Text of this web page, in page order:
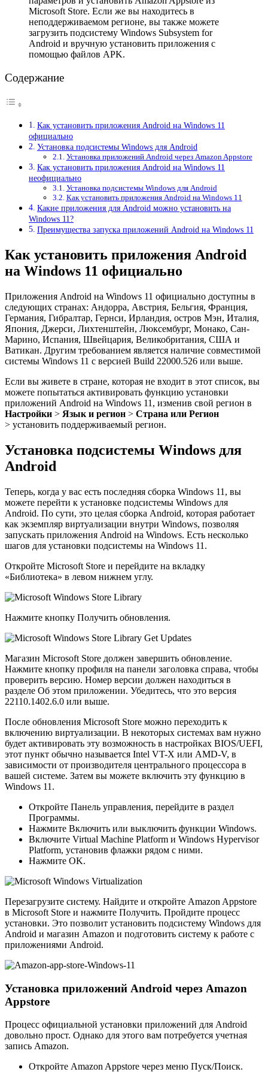
Microsoft Store. Если же вы находитесь в
неподдерживаемом регионе, вы также можете
загрузить подсистему Windows Subsystem for
Android и вручную установить приложения с
помощью файлов APK.
Содержание
Как установить приложения Android на Windows 11
официально
Установка подсистемы Windows для Android
Установка приложений Android через Amazon Appstore
Как установить приложения Android на Windows 11
неофициально
Установка подсистемы Windows для Android
Как установить приложения Android на Windows 11
Какие приложения для Android можно установить на
Windows 11?
Преимущества запуска приложений Android на Windows 11
Как установить приложения Android
на Windows 11 официально
Приложения Android на Windows 11 официально доступны в
следующих странах: Андорра, Австрия, Бельгия, Франция,
Германия, Гибралтар, Гернси, Ирландия, остров Мэн, Италия,
Япония, Джерси, Лихтенштейн, Люксембург, Монако, Сан-
Марино, Испания, Швейцария, Великобритания, США и
Ватикан. Другим требованием является наличие совместимой
системы Windows 11 с версией Build 22000.526 или выше.
Если вы живете в стране, которая не входит в этот список, вы
можете попытаться активировать функцию установки
приложений Android на Windows 11, изменив свой регион в
Настройки > Язык и регион > Страна или Регион
> установить поддерживаемый регион.
Установка подсистемы Windows для
Android
Теперь, когда у вас есть последняя сборка Windows 11, вы
можете перейти к установке подсистемы Windows для
Android. По сути, это целая сборка Android, которая работает
как экземпляр виртуализации внутри Windows, позволяя
запускать приложения Android на Windows. Есть несколько
шагов для установки подсистемы на Windows 11.
Откройте Microsoft Store и перейдите на вкладку
«Библиотека» в левом нижнем углу.
Нажмите кнопку Получить обновления.
Магазин Microsoft Store должен завершить обновление.
Нажмите кнопку профиля на панели заголовка справа, чтобы
проверить версию. Номер версии должен находиться в
разделе Об этом приложении. Убедитесь, что это версия
22110.1402.6.0 или выше.
После обновления Microsoft Store можно переходить к
включению виртуализации. В некоторых системах вам нужно
будет активировать эту возможность в настройках BIOS/UEFI,
этот пункт обычно называется Intel VT-X или AMD-V, в
зависимости от производителя центрального процессора в
вашей системе. Затем вы можете включить эту функцию в
Windows 11.
Откройте Панель управления, перейдите в раздел
Программы.
Нажмите Включить или выключить функции Windows.
Включите Virtual Machine Platform и Windows Hypervisor
Platform, установив флажки рядом с ними.
Нажмите OK.
Перезагрузите систему. Найдите и откройте Amazon Appstore
в Microsoft Store и нажмите Получить. Пройдите процесс
установки. Это позволит установить подсистему Windows для
Android и магазин Amazon и подготовить систему к работе с
приложениями Android.
Установка приложений Android через Amazon
Appstore
Процесс официальной установки приложений для Android
довольно прост. Однако для этого вам потребуется учетная
запись Amazon.
Откройте Amazon Appstore через меню Пуск/Поиск.